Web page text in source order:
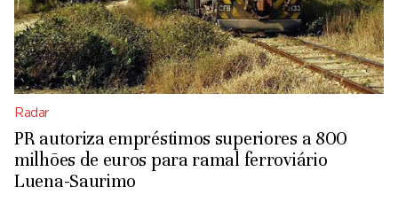
Radar
PR autoriza empréstimos superiores a 800
milhões de euros para ramal ferroviário
Luena-Saurimo